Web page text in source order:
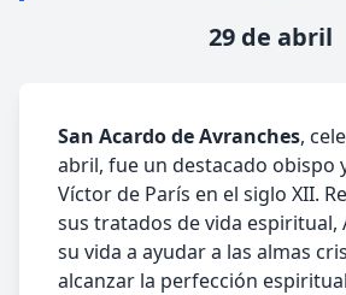
29 de abril
San Acardo de Avranches,
abril, fue un destacado obispo
Víctor de París en el siglo XII.
sus tratados de vida espiritual,
su vida a ayudar a las almas
alcanzar la perfección